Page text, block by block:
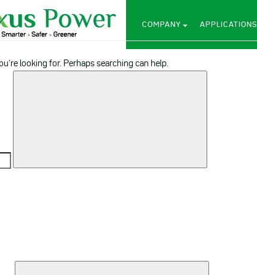
COMPANY APPLICATIONS
looking for. Perhaps searching can help.